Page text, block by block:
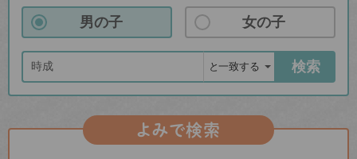
男の子 女の子
検索
よみで検索